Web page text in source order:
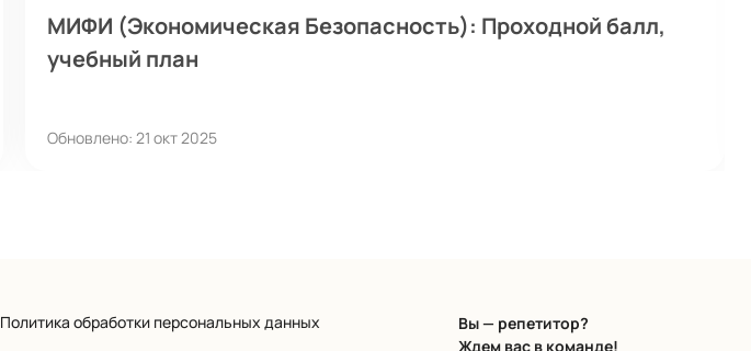
МИФИ (Экономическая Безопасность): Проходной балл,
учебный план
Обновлено: 21 окт 2025
Политика обработки персональных данных
Вы — репетитор?
Ждем вас в команде!